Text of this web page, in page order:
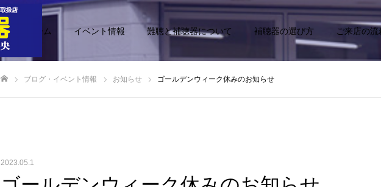
ホーム イベント情報 難聴と補聴器について 補聴器の選び方 ご来店の流
ブログ・イベント情報 お知らせ ゴールデンウィーク休みのお知らせ
2023.05.1